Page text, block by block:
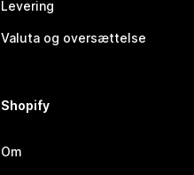
Levering
Valuta og oversættelse
Shopify
Om